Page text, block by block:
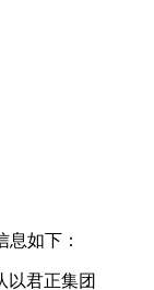
如下：
以君正集团